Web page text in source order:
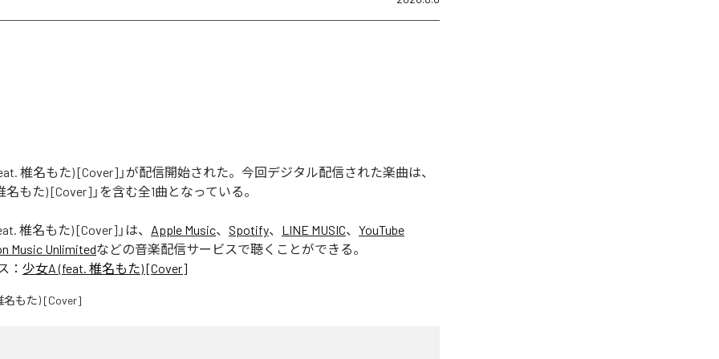
椎名もた) [Cover]」が配信開始された。今回デジタル配信された楽曲は、
名もた) [Cover]」を含む全1曲となっている。
椎名もた) [Cover] 」は、 Apple Music、 Spotify、 LINE MUSIC、 YouTube
Music Unlimitedなどの音楽配信サービスで聴くことができる。
： 少女A (feat. 椎名もた) [Cover]